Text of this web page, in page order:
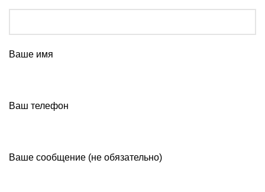
Ваше имя
Ваш телефон
Ваше сообщение (не обязательно)